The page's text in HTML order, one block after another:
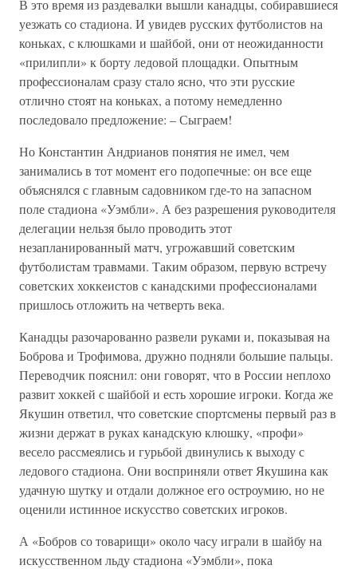
В это время из раздевалки вышли канадцы, собиравшиеся
уезжать со стадиона. И увидев русских футболистов на
коньках, с клюшками и шайбой, они от неожиданности
«прилипли» к борту ледовой площадки. Опытным
профессионалам сразу стало ясно, что эти русские
отлично стоят на коньках, а потому немедленно
последовало предложение: – Сыграем!
Но Константин Андрианов понятия не имел, чем
занимались в тот момент его подопечные: он все еще
объяснялся с главным садовником где-то на запасном
поле стадиона «Уэмбли». А без разрешения руководителя
делегации нельзя было проводить этот
незапланированный матч, угрожавший советским
футболистам травмами. Таким образом, первую встречу
советских хоккеистов с канадскими профессионалами
пришлось отложить на четверть века.
Канадцы разочарованно развели руками и, показывая на
Боброва и Трофимова, дружно подняли большие пальцы.
Переводчик пояснил: они говорят, что в России неплохо
развит хоккей с шайбой и есть хорошие игроки. Когда же
Якушин ответил, что советские спортсмены первый раз в
жизни держат в руках канадскую клюшку, «профи»
весело рассмеялись и гурьбой двинулись к выходу с
ледового стадиона. Они восприняли ответ Якушина как
удачную шутку и отдали должное его остроумию, но не
оценили истинное искусство советских игроков.
А «Бобров со товарищи» около часу играли в шайбу на
искусственном льду стадиона «Уэмбли», пока